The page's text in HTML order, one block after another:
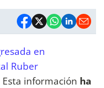
en
Ruber
Esta información ha